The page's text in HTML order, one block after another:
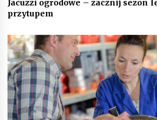
Jacuzzi ogrodowe – zacznij sezon
przytupem